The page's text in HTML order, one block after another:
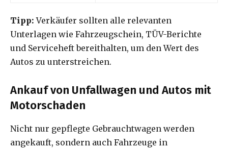
Tipp: Verkäufer sollten alle relevanten
Unterlagen wie Fahrzeugschein, TÜV-Berichte
und Serviceheft bereithalten, um den Wert des
Autos zu unterstreichen.
Ankauf von Unfallwagen und Autos mit
Motorschaden
Nicht nur gepflegte Gebrauchtwagen werden
angekauft, sondern auch Fahrzeuge in